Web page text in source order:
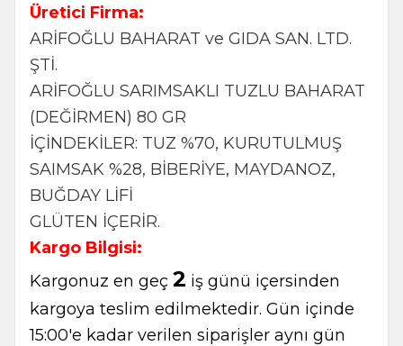
Üretici Firma:
ARİFOĞLU BAHARAT ve GIDA SAN. LTD.
ŞTİ.
ARİFOĞLU SARIMSAKLI TUZLU BAHARAT
(DEĞİRMEN) 80 GR
İÇİNDEKİLER: TUZ %70, KURUTULMUŞ
SAIMSAK %28, BİBERİYE, MAYDANOZ,
BUĞDAY LİFİ
GLÜTEN İÇERİR.
Kargo Bilgisi:
Kargonuz en geç 2 iş günü içersinden
kargoya teslim edilmektedir. Gün içinde
15:00'e kadar verilen siparişler aynı gün